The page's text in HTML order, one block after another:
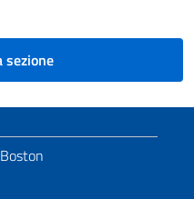
sezione